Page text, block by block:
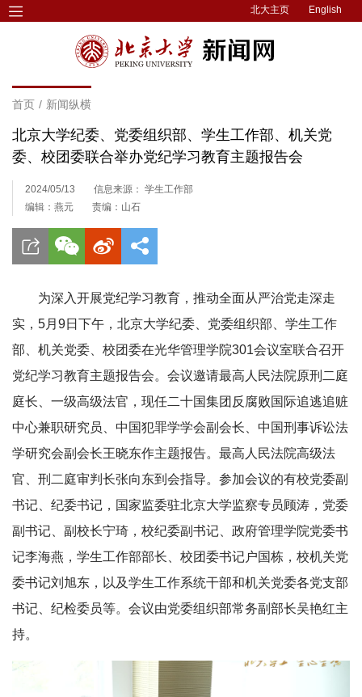
北大主页 English
首页 / 新闻纵横
北京大学纪委、党委组织部、学生工作部、机关党
委、校团委联合举办党纪学习教育主题报告会
2024/05/13
信息来源： 学生工作部
编辑：燕元
责编：山石
为深入开展党纪学习教育，推动全面从严治党走深走
实，5月9日下午，北京大学纪委、党委组织部、学生工作
部、机关党委、校团委在光华管理学院301会议室联合召开
党纪学习教育主题报告会。会议邀请最高人民法院原刑二庭
庭长、一级高级法官，现任二十国集团反腐败国际追逃追赃
中心兼职研究员、中国犯罪学学会副会长、中国刑事诉讼法
学研究会副会长王晓东作主题报告。最高人民法院高级法
官、刑二庭审判长张向东到会指导。参加会议的有校党委副
书记、纪委书记，国家监委驻北京大学监察专员顾涛，党委
副书记、副校长宁琦，校纪委副书记、政府管理学院党委书
记李海燕，学生工作部部长、校团委书记户国栋，校机关党
委书记刘旭东，以及学生工作系统干部和机关党委各党支部
书记、纪检委员等。会议由党委组织部常务副部长吴艳红主
持。